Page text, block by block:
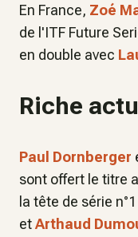
En France, Zoé
de l'ITF Future
en double avec
Riche
Paul Dornberger
sont offert le titre
la tête de série
etArthaud